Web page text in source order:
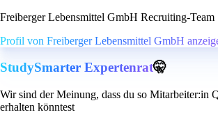
Freiberger Lebensmittel GmbH Recruiting-Team
Profil von Freiberger Lebensmittel GmbH
StudySmarter Expertenrat🤫
Wir sind der Meinung, dass du so Mitarbeiter:in
erhalten könntest